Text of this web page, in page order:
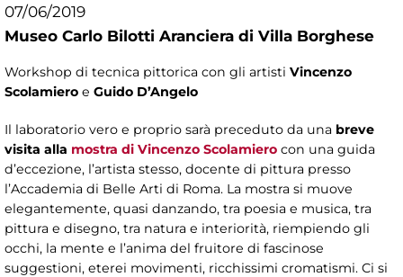
07/06/2019
Museo Carlo Bilotti Aranciera di Villa Borghese
Workshop di tecnica pittorica con gli artisti Vincenzo
Scolamiero e Guido D’Angelo
Il laboratorio vero e proprio sarà preceduto da una breve
visita alla mostra di Vincenzo Scolamiero con una guida
d’eccezione, l’artista stesso, docente di pittura presso
l’Accademia di Belle Arti di Roma. La mostra si muove
elegantemente, quasi danzando, tra poesia e musica, tra
pittura e disegno, tra natura e interiorità, riempiendo gli
occhi, la mente e l’anima del fruitore di fascinose
suggestioni, eterei movimenti, ricchissimi cromatismi. Ci si